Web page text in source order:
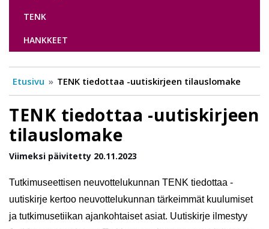
TENK
HANKKEET
Etusivu TENK tiedottaa -uutiskirjeen tilauslomake
TENK tiedottaa -uutiskirjeen
tilauslomake
Viimeksi päivitetty 20.11.2023
Tutkimuseettisen neuvottelukunnan TENK tiedottaa -
uutiskirje kertoo neuvottelukunnan tärkeimmät kuulumiset
ja tutkimusetiikan ajankohtaiset asiat. Uutiskirje ilmestyy